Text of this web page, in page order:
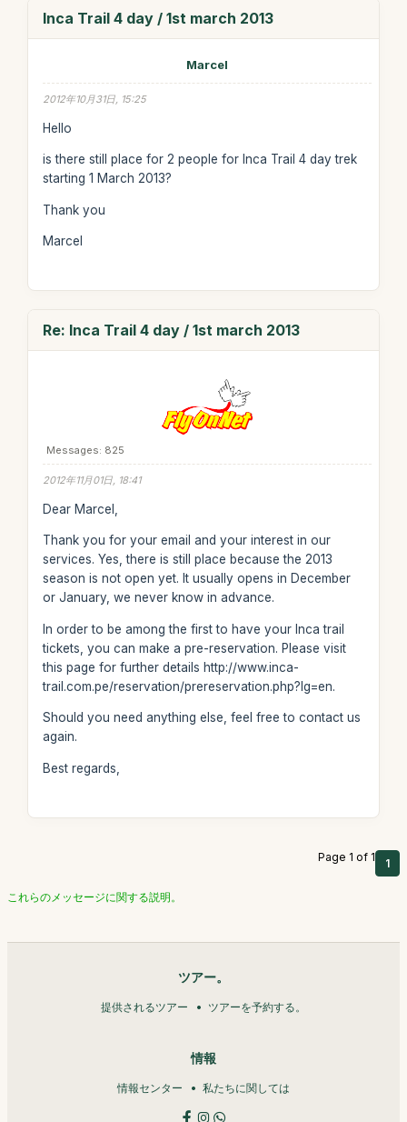
Inca Trail 4 day / 1st march 2013
Marcel
2012年10月31日, 15:25
Hello
is there still place for 2 people for Inca Trail 4 day trek
starting 1 March 2013?
Thank you
Marcel
Re: Inca Trail 4 day / 1st march 2013
Messages: 825
2012年11月01日, 18:41
Dear Marcel,
Thank you for your email and your interest in our
services. Yes, there is still place because the 2013
season is not open yet. It usually opens in December
or January, we never know in advance.
In order to be among the first to have your Inca trail
tickets, you can make a pre-reservation. Please visit
this page for further details http://www.inca-
trail.com.pe/reservation/prereservation.php?lg=en.
Should you need anything else, feel free to contact us
again.
Best regards,
Page 1 of 1 1
これらのメッセージに関する説明。
ツアー。
提供されるツアー ツアーを予約する。
情報
情報センター 私たちに関しては